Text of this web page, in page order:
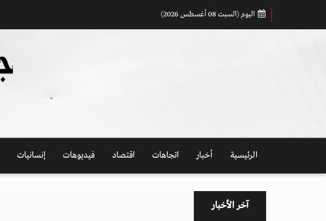
اليوم (السبت 08 أغسطس 2026)
الرئيسية أخبار اتجاهات اقتصاد فيديوهات إنسانيات
آخر الأخبار